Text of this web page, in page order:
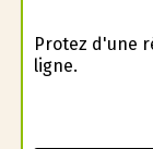
Profitez d'une
ligne.